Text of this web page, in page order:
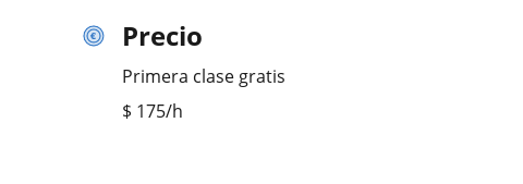
Precio
Primera clase gratis
$ 175/h